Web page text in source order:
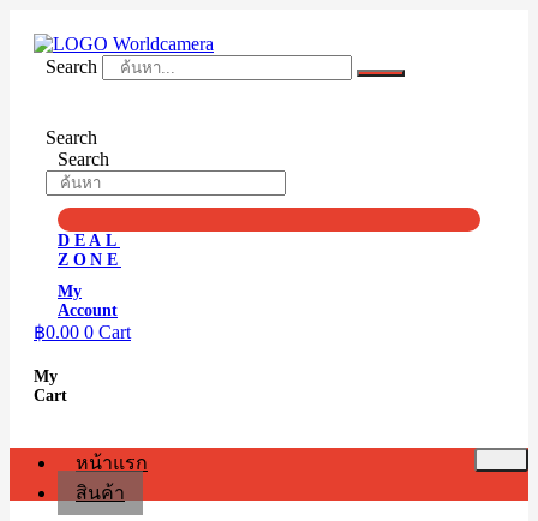
contentSearch
Search
Search
DEAL
ZONE
My
Account
฿0.00 0 Cart
My
Cart
หน้าแรก
สินค้า